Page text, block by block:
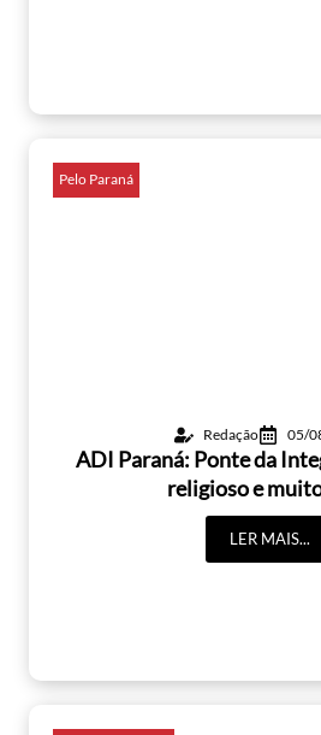
Pelo Paraná
Redação 05/
ADI Paraná: Ponte da
religioso e
LER MAIS...